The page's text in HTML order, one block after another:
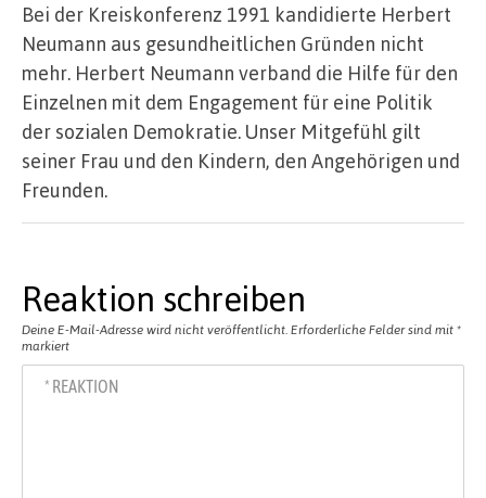
Bei der Kreiskonferenz 1991 kandidierte Herbert
Neumann aus gesundheitlichen Gründen nicht
mehr. Herbert Neumann verband die Hilfe für den
Einzelnen mit dem Engagement für eine Politik
der sozialen Demokratie. Unser Mitgefühl gilt
seiner Frau und den Kindern, den Angehörigen und
Freunden.
Reaktion schreiben
Deine E-Mail-Adresse wird nicht veröffentlicht. Erforderliche Felder sind mit *
markiert